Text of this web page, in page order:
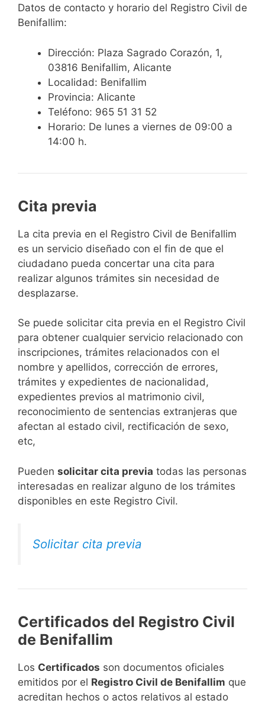
Datos de contacto y horario del Registro Civil de
Benifallim:
Dirección: Plaza Sagrado Corazón, 1,
03816 Benifallim, Alicante
Localidad: Benifallim
Provincia: Alicante
Teléfono: 965 51 31 52
Horario: De lunes a viernes de 09:00 a
14:00 h.
Cita previa
​​​​​​​​​​​​​​​​​​​​​​​​​​​​La cita previa en el Registro Civil de Benifallim
es un servicio diseñado con el fin de que el
ciudadano pueda concertar una cita para
realizar algunos trámites sin necesidad de
desplazarse.​
Se puede solicitar cita previa en el Registro Civil
para obtener cualquier servicio relacionado con
inscripciones, trámites relacionados con el
nombre y apellidos, corrección de errores,
trámites y expedientes de nacionalidad,
expedientes previos al matrimonio civil,
reconocimiento de sentencias extranjeras que
afectan al estado civil, rectificación de sexo,
etc,
​Pueden solicitar cita previa todas las personas
interesadas en realizar alguno de los trámites
disponibles en este Registro Civil.​
Solicitar cita previa
Certificados del Registro Civil
de Benifallim
Los Certificados son documentos oficiales
emitidos por el Registro Civil de Benifallim que
acreditan hechos o actos relativos al estado